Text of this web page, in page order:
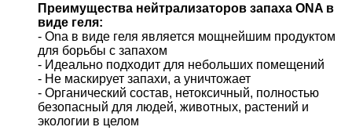
Преимущества нейтрализаторов запаха ONA в
виде геля:
- Ona в виде геля является мощнейшим продуктом
для борьбы с запахом
- Идеально подходит для небольших помещений
- Не маскирует запахи, а уничтожает
- Органический состав, нетоксичный, полностью
безопасный для людей, животных, растений и
экологии в целом